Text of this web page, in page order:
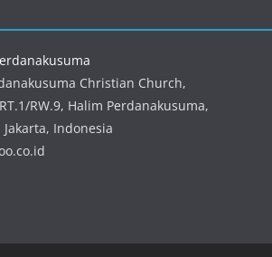
Christian Church,
RW.9, Halim Perdanakusuma,
Jakarta, Indonesia